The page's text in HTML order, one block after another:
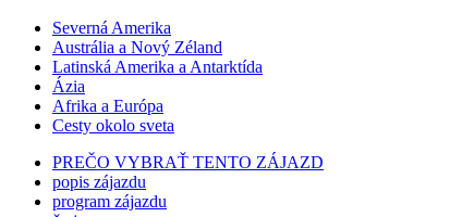
Severná Amerika
Austrália a Nový Zéland
Latinská Amerika a Antarktída
Ázia
Afrika a Európa
Cesty okolo sveta
PREČO VYBRAŤ TENTO ZÁJAZD
popis zájazdu
program zájazdu